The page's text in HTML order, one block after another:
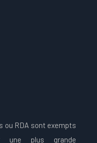
RDA sont exempts
une plus grande